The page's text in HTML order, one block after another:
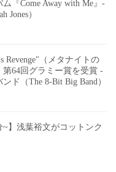
『Come Away with Me』-
Jones）
Revenge"（メタナイトの
64回グラミー賞を受賞 -
ド（The 8-Bit Big Band）
~】浅葉裕文がコットンク